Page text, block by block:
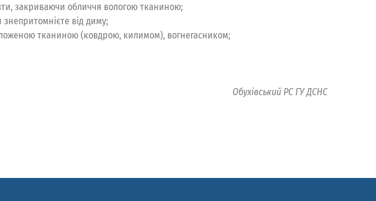
закриваючи обличчя вологою тканиною;
від диму;
тканиною (ковдрою, килимом), вогнегасником;
Обухівський РС ГУ ДСНС